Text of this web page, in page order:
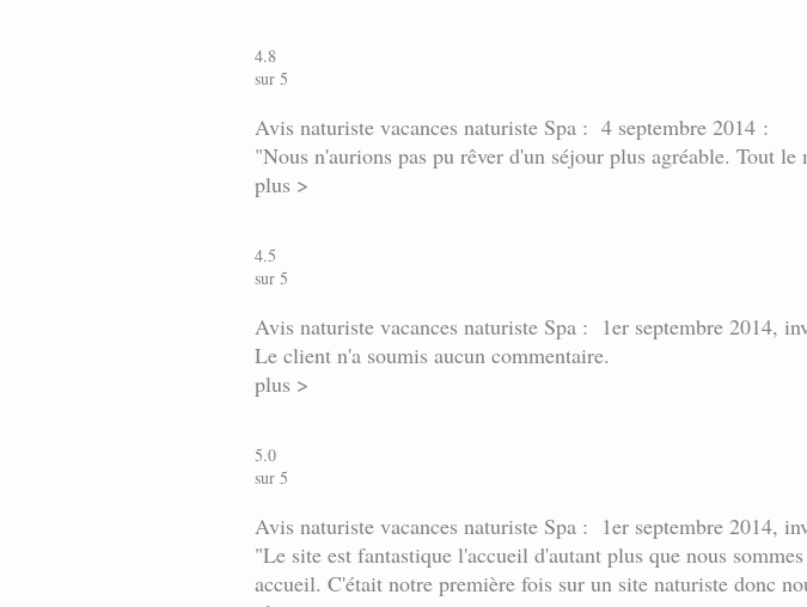
4.8
sur 5
Avis naturiste vacances naturiste Spa : 4 septembre 2014 :
"Nous n'aurions pas pu rêver d'un séjour plus agréable. Tout
plus >
4.5
sur 5
Avis naturiste vacances naturiste Spa : 1er septembre 2014,
Le client n'a soumis aucun commentaire.
plus >
5.0
sur 5
Avis naturiste vacances naturiste Spa : 1er septembre 2014,
"Le site est fantastique l'accueil d'autant plus que nous
accueil. C'était notre première fois sur un site naturiste donc